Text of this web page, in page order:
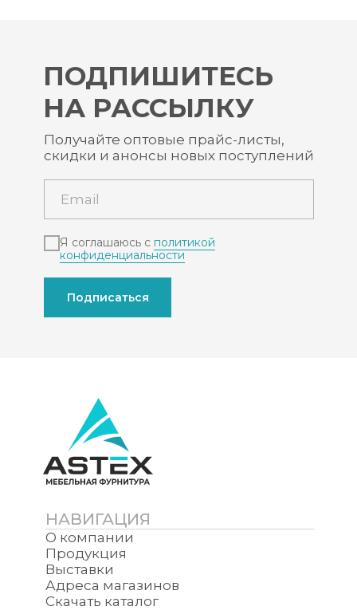
ПОДПИШИТЕСЬ
НА РАССЫЛКУ
Получайте оптовые прайс-листы,
скидки и анонсы новых поступлений
Я соглашаюсь с политикой
конфиденциальности
Подписаться
НАВИГАЦИЯ
О компании
Продукция
Выставки
Адреса магазинов
Скачать каталог